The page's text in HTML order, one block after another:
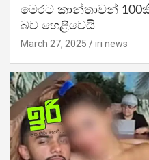
මෙරට කාන්තාවන්
බව හෙළිවෙයි
March 27, 2025 iri news